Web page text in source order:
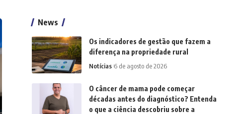
News
Os indicadores de gestão que fazem a
diferença na propriedade rural
Notícias 6 de agosto de 2026
O câncer de mama pode começar
décadas antes do diagnóstico? Entenda
o que a ciência descobriu sobre a